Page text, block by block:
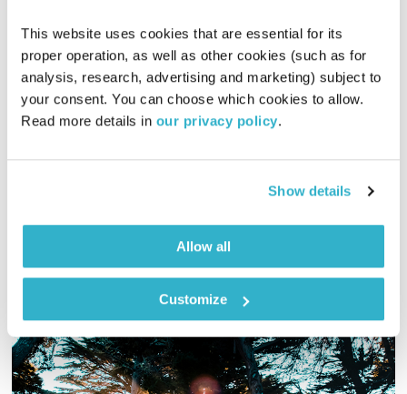
This website uses cookies that are essential for its
proper operation, as well as other cookies (such as for
analysis, research, advertising and marketing) subject to
your consent. You can choose which cookies to allow.
Read more details in our privacy policy.
Show details
Allow all
Customize
פה זה טוב – 15.2.24
פה זה טוב
לירון תאני